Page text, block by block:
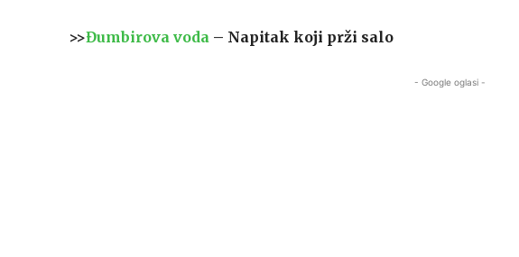
>>Đumbirova voda – Napitak koji prži salo
- Google oglasi -